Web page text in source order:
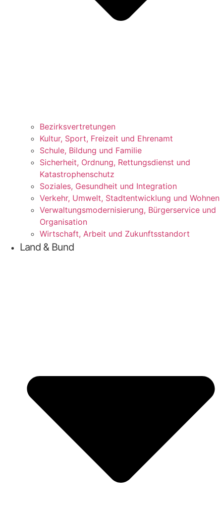
Bezirks­vertretungen
Kul­tur, Sport, Frei­zeit und Ehrenamt
Schu­le, Bil­dung und Familie
Sicher­heit, Ord­nung, Ret­tungs­dienst und
Katastrophenschutz
Sozia­les, Gesund­heit und Integration
Ver­kehr, Umwelt, Stadt­ent­wick­lung und Wohnen
Ver­wal­tungs­mo­der­ni­sie­rung, Bür­ger­ser­vice und
Organisation
Wirt­schaft, Arbeit und Zukunftsstandort
Land & Bund